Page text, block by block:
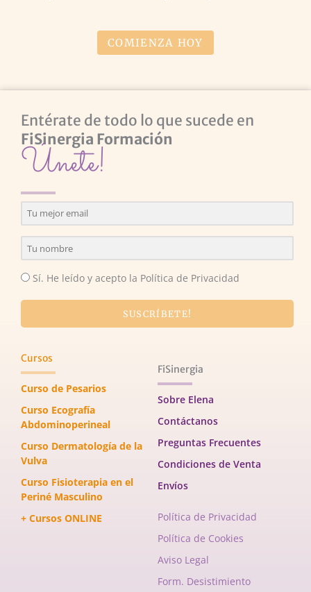
COMIENZA HOY
Entérate de todo lo que sucede en
FiSinergia Formación
Únete!
Sí. He leído y acepto la Política de Privacidad
SUSCRÍBETE!
Cursos
Curso de Pesarios
Curso Ecografía
Abdominoperineal
Curso Dermatología de la
Vulva
Curso Fisioterapia en el
Periné Masculino
+ Cursos ONLINE
FiSinergia
Sobre Elena
Contáctanos
Preguntas Frecuentes
Condiciones de Venta
Envíos
Política de Privacidad
Política de Cookies
Aviso Legal
Form. Desistimiento